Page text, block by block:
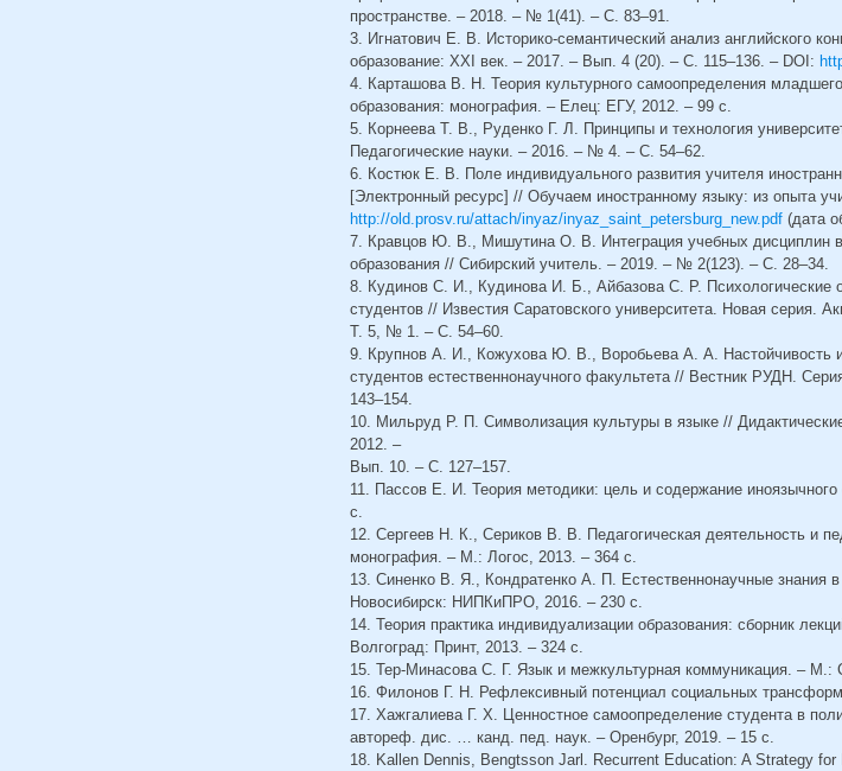
пространстве. – 2018. – № 1(41). – С. 83–91.
3. Игнатович Е. В. Историко-семантический анализ английского
образование: XXI век. – 2017. – Вып. 4 (20). – С. 115–136. – DOI:
4. Карташова В. Н. Теория культурного самоопределения
образования: монография. – Елец: ЕГУ, 2012. – 99 с.
5. Корнеева Т. В., Руденко Г. Л. Принципы и технология
Педагогические науки. – 2016. – № 4. – С. 54–62.
6. Костюк Е. В. Поле индивидуального развития учителя
[Электронный ресурс] // Обучаем иностранному языку: из опыта
http://old.prosv.ru/attach/inyaz/inyaz_saint_petersburg_new.pdf(дата
7. Кравцов Ю. В., Мишутина О. В. Интеграция учебных дисциплин в
образования // Сибирский учитель. – 2019. – № 2(123). – С. 28–34.
8. Кудинов С. И., Кудинова И. Б., Айбазова С. Р. Психологические
студентов // Известия Саратовского университета. Новая серия.
Т. 5, № 1. – С. 54–60.
9. Крупнов А. И., Кожухова Ю. В., Воробьева А. А. Настойчивость
студентов естественнонаучного факультета // Вестник РУДН.
143–154.
10. Мильруд Р. П. Символизация культуры в языке //
2012. –
Вып. 10. – С. 127–157.
11. Пассов Е. И. Теория методики: цель и содержание
с.
12. Сергеев Н. К., Сериков В. В. Педагогическая деятельность и
монография. – М.: Логос, 2013. – 364 с.
13. Синенко В. Я., Кондратенко А. П. Естественнонаучные знания
Новосибирск: НИПКиПРО, 2016. – 230 с.
14. Теория практика индивидуализации образования: сборник
Волгоград: Принт, 2013. – 324 с.
15. Тер-Минасова С. Г. Язык и межкультурная коммуникация. –
16. Филонов Г. Н. Рефлексивный потенциал социальных
17. Хажгалиева Г. Х. Ценностное самоопределение студента в
автореф. дис. … канд. пед. наук. – Оренбург, 2019. – 15 с.
18. Kallen Dennis, Bengtsson Jarl. Recurrent Education: A Strategy